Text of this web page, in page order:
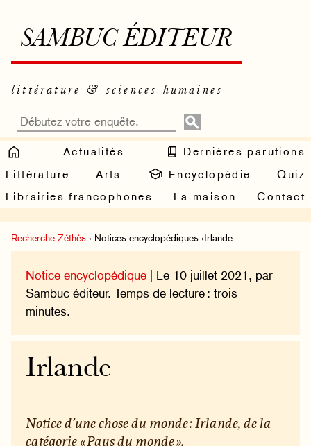
SAMBUC ÉDITEUR
littérature & sciences humaines
Actualités
Dernières parutions
Littérature
Arts Encyclopédie
Quiz
Librairies francophones
La maison Contact
Recherche Zéthès › Notices encyclopédiques ›Irlande
Notice encyclopédique | Le 10 juillet 2021, par
Sambuc éditeur. Temps de lecture : trois
minutes.
Irlande
Notice d’une chose du monde : Irlande, de la
catégorie « Pays du monde ».